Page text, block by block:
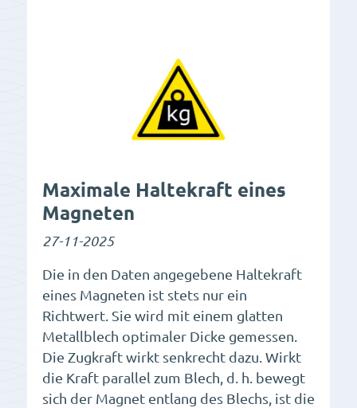
Maximale Haltekraft eines
Magneten
27-11-2025
Die in den Daten angegebene Haltekraft
eines Magneten ist stets nur ein
Richtwert. Sie wird mit einem glatten
Metallblech optimaler Dicke gemessen.
Die Zugkraft wirkt senkrecht dazu. Wirkt
die Kraft parallel zum Blech, d. h. bewegt
sich der Magnet entlang des Blechs, ist die